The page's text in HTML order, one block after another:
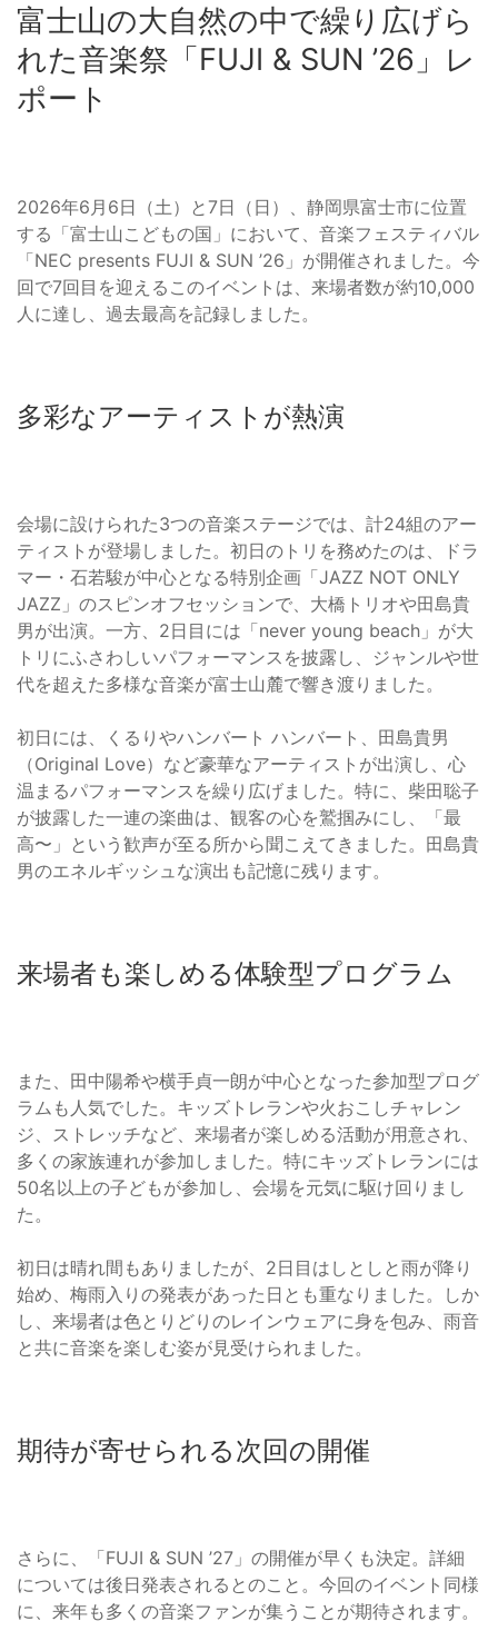
富士山の大自然の中で繰り広げら
れた音楽祭「FUJI & SUN ’26」レ
ポート
2026年6月6日（土）と7日（日）、静岡県富士市に位置
する「富士山こどもの国」において、音楽フェスティバル
「NEC presents FUJI & SUN ’26」が開催されました。今
回で7回目を迎えるこのイベントは、来場者数が約10,000
人に達し、過去最高を記録しました。
多彩なアーティストが熱演
会場に設けられた3つの音楽ステージでは、計24組のアー
ティストが登場しました。初日のトリを務めたのは、ドラ
マー・石若駿が中心となる特別企画「JAZZ NOT ONLY
JAZZ」のスピンオフセッションで、大橋トリオや田島貴
男が出演。一方、2日目には「never young beach」が大
トリにふさわしいパフォーマンスを披露し、ジャンルや世
代を超えた多様な音楽が富士山麓で響き渡りました。
初日には、くるりやハンバート ハンバート、田島貴男
（Original Love）など豪華なアーティストが出演し、心
温まるパフォーマンスを繰り広げました。特に、柴田聡子
が披露した一連の楽曲は、観客の心を鷲掴みにし、「最
高〜」という歓声が至る所から聞こえてきました。田島貴
男のエネルギッシュな演出も記憶に残ります。
来場者も楽しめる体験型プログラム
また、田中陽希や横手貞一朗が中心となった参加型プログ
ラムも人気でした。キッズトレランや火おこしチャレン
ジ、ストレッチなど、来場者が楽しめる活動が用意され、
多くの家族連れが参加しました。特にキッズトレランには
50名以上の子どもが参加し、会場を元気に駆け回りまし
た。
初日は晴れ間もありましたが、2日目はしとしと雨が降り
始め、梅雨入りの発表があった日とも重なりました。しか
し、来場者は色とりどりのレインウェアに身を包み、雨音
と共に音楽を楽しむ姿が見受けられました。
期待が寄せられる次回の開催
さらに、「FUJI & SUN ’27」の開催が早くも決定。詳細
については後日発表されるとのこと。今回のイベント同様
に、来年も多くの音楽ファンが集うことが期待されます。